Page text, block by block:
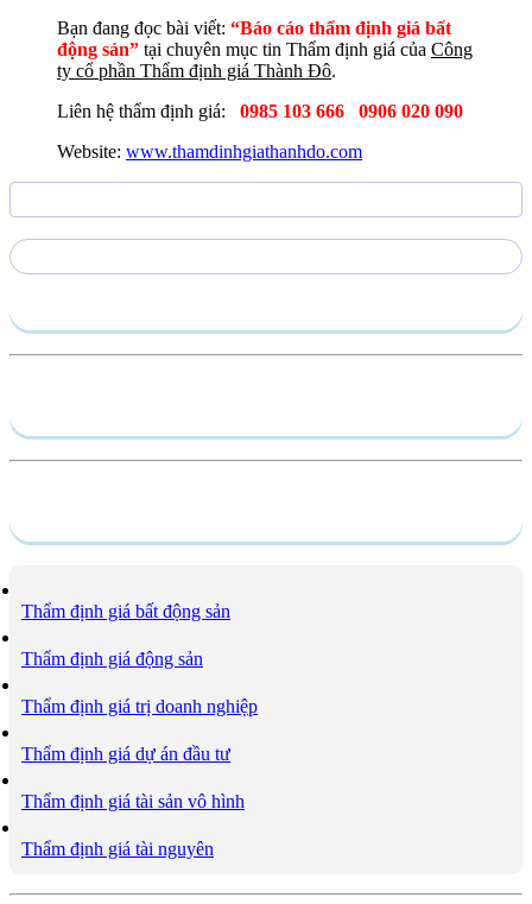
Bạn đang đọc bài viết: “Báo cáo thẩm định giá bất
động sản” tại chuyên mục tin Thẩm định giá của Công
ty cổ phần Thẩm định giá Thành Đô.
Liên hệ thẩm định giá:
0985 103 666
0906 020 090
Website: www.thamdinhgiathanhdo.com
Thẩm định giá bất động sản
Thẩm định giá động sản
Thẩm định giá trị doanh nghiệp
Thẩm định giá dự án đầu tư
Thẩm định giá tài sản vô hình
Thẩm định giá tài nguyên